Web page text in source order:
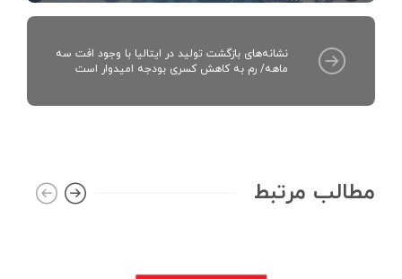
نشانه‌های بازگشت تولید در ایتالیا با وجود افت سه
ماهه/ رم به کاهش کسری بودجه امیدوار است
مطالب مرتبط